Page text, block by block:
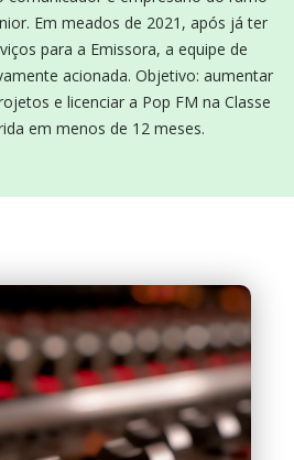
Em meados de 2021, após já ter
para a Emissora, a equipe de
acionada. Objetivo: aumentar
e licenciar a Pop FM na Classe
em menos de 12 meses.